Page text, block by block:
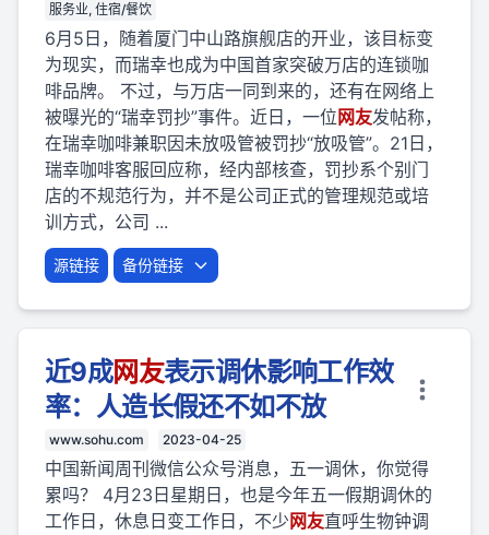
服务业, 住宿/餐饮
6月5日，随着厦门中山路旗舰店的开业，该目标变
为现实，而瑞幸也成为中国首家突破万店的连锁咖
啡品牌。 不过，与万店一同到来的，还有在网络上
被曝光的“瑞幸罚抄”事件。近日，一位 网友发帖称，
在瑞幸咖啡兼职因未放吸管被罚抄“放吸管”。21日，
瑞幸咖啡客服回应称，经内部核查，罚抄系个别门
店的不规范行为，并不是公司正式的管理规范或培
训方式，公司 ...
源链接 备份链接
近9成网友表示调休影响工作效
率：人造长假还不如不放
www.sohu.com 2023-04-25
中国新闻周刊微信公众号消息，五一调休，你觉得
累吗？ 4月23日星期日，也是今年五一假期调休的
工作日，休息日变工作日，不少 网友直呼生物钟调